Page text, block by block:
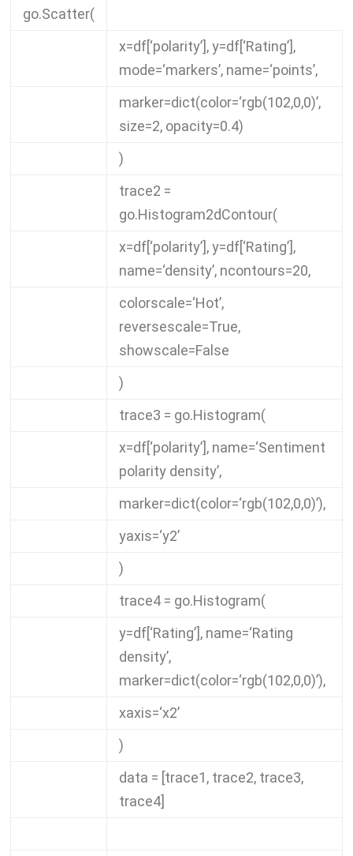
go.Scatter(
x=df[‘polarity’],y=df[‘Rating’],
mode=‘markers’, name=‘points’,
marker=dict(color=‘rgb(102,0,0)’,
size=2, opacity=0.4)
)
trace2 =
go.Histogram2dContour(
x=df[‘polarity’],y=df[‘Rating’],
name=‘density’, ncontours=20,
colorscale=‘Hot’,
reversescale=True,
showscale=False
)
trace3 = go.Histogram(
x=df[‘polarity’], name=‘Sentiment
polarity density’,
marker=dict(color=‘rgb(102,0,0)’),
yaxis=‘y2’
)
trace4 = go.Histogram(
y=df[‘Rating’], name=‘Rating
density’,
marker=dict(color=‘rgb(102,0,0)’),
xaxis=‘x2’
)
data = [trace1, trace2, trace3,
trace4]